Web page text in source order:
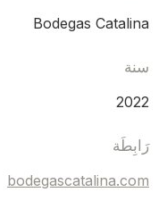
Bodegas Catalina
سنة
2022
رَابِطَة
bodegascatalina.com